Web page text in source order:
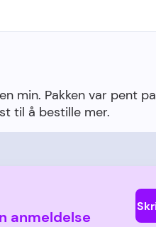
min. Pakken var pent
anmeldelse